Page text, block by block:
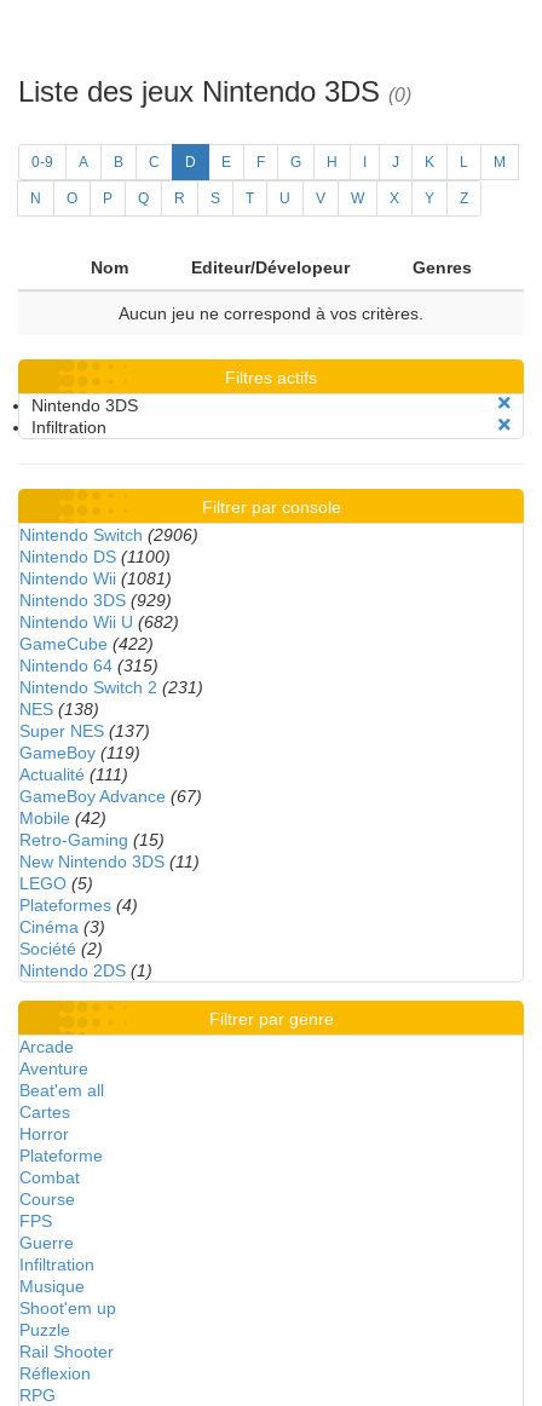
Liste des jeux Nintendo 3DS (0)
0-9 A B C D E F G H J K L M
N O P Q R S T U V W X Y Z
Nom Editeur/Dévelopeur Genres
Aucun jeu ne correspond à vos critères.
Filtres actifs
Nintendo 3DS
Infiltration
Filtrer par console
Nintendo Switch (2906)
Nintendo DS (1100)
Nintendo Wii (1081)
Nintendo 3DS (929)
Nintendo Wii U (682)
GameCube (422)
Nintendo 64 (315)
Nintendo Switch 2 (231)
NES (138)
Super NES (137)
GameBoy (119)
Actualité (111)
GameBoy Advance (67)
Mobile (42)
Retro-Gaming (15)
New Nintendo 3DS (11)
LEGO (5)
Plateformes (4)
Cinéma (3)
Société (2)
Nintendo 2DS (1)
Filtrer par genre
Arcade
Aventure
Beat'em all
Cartes
Horror
Plateforme
Combat
Course
FPS
Guerre
Infiltration
Musique
Shoot'em up
Puzzle
Rail Shooter
Réflexion
RPG